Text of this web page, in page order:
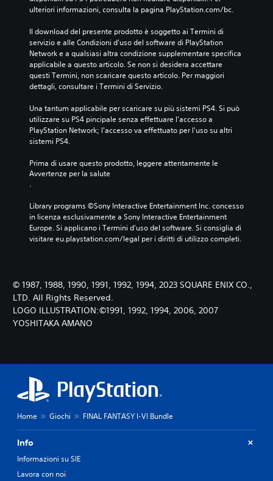
ulteriori informazioni, consulta la pagina PlayStation.com/bc.
Il download del presente prodotto è soggetto ai Termini di
servizio e alle Condizioni d'uso del software di PlayStation
Network e a qualsiasi altra condizione supplementare specifica
applicabile a questo articolo. Se non si desidera accettare
questi Termini, non scaricare questo articolo. Per maggiori
dettagli, consultare i Termini di Servizio.
Una tantum applicabile per scaricare su più sistemi PS4. Si può
utilizzare su PS4 pincipale senza effettuare l'accesso a
PlayStation Network; l'accesso va effettuato per l'uso su altri
sistemi PS4.
Prima di usare questo prodotto, leggere attentamente le
Avvertenze per la salute
.
Library programs ©Sony Interactive Entertainment Inc. concesso
in licenza esclusivamente a Sony Interactive Entertainment
Europe. Si applicano i Termini d'uso del software. Si consiglia di
visitare eu.playstation.com/legal per i diritti di utilizzo completi.
© 1987, 1988, 1990, 1991, 1992, 1994, 2023 SQUARE ENIX CO.,
LTD. All Rights Reserved.
LOGO ILLUSTRATION:©1991, 1992, 1994, 2006, 2007
YOSHITAKA AMANO
Home Giochi FINAL FANTASY I-VI Bundle
Info
Informazioni su SIE
Lavora con noi